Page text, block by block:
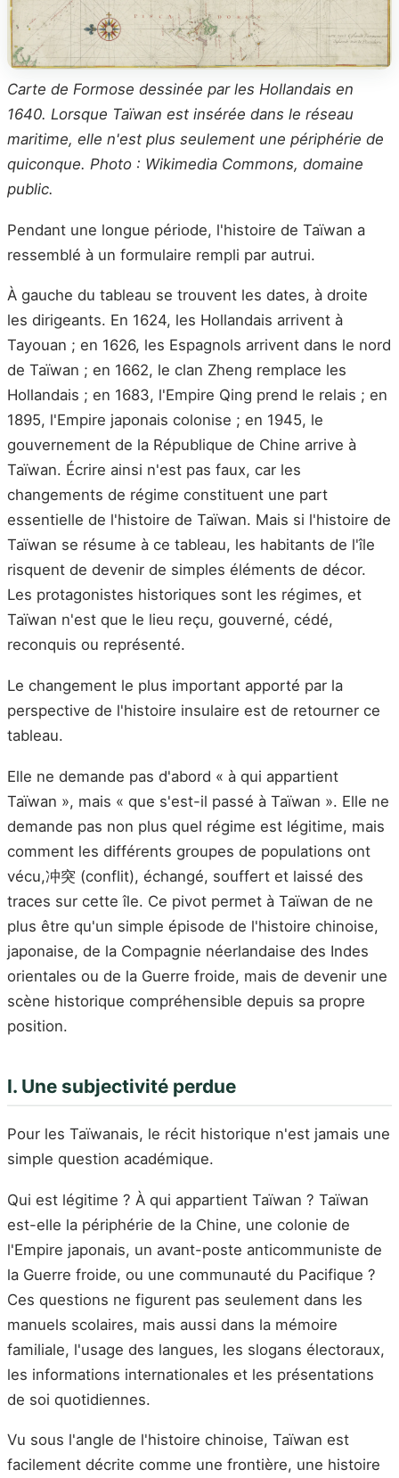
Carte de Formose dessinée par les Hollandais en
1640. Lorsque Taïwan est insérée dans le réseau
maritime, elle n'est plus seulement une périphérie de
quiconque. Photo : Wikimedia Commons, domaine
public.
Pendant une longue période, l'histoire de Taïwan a
ressemblé à un formulaire rempli par autrui.
À gauche du tableau se trouvent les dates, à droite
les dirigeants. En 1624, les Hollandais arrivent à
Tayouan ; en 1626, les Espagnols arrivent dans le nord
de Taïwan ; en 1662, le clan Zheng remplace les
Hollandais ; en 1683, l'Empire Qing prend le relais ; en
1895, l'Empire japonais colonise ; en 1945, le
gouvernement de la République de Chine arrive à
Taïwan. Écrire ainsi n'est pas faux, car les
changements de régime constituent une part
essentielle de l'histoire de Taïwan. Mais si l'histoire de
Taïwan se résume à ce tableau, les habitants de l'île
risquent de devenir de simples éléments de décor.
Les protagonistes historiques sont les régimes, et
Taïwan n'est que le lieu reçu, gouverné, cédé,
reconquis ou représenté.
Le changement le plus important apporté par la
perspective de l'histoire insulaire est de retourner ce
tableau.
Elle ne demande pas d'abord « à qui appartient
Taïwan », mais « que s'est-il passé à Taïwan ». Elle ne
demande pas non plus quel régime est légitime, mais
comment les différents groupes de populations ont
vécu,冲突 (conflit), échangé, souffert et laissé des
traces sur cette île. Ce pivot permet à Taïwan de ne
plus être qu'un simple épisode de l'histoire chinoise,
japonaise, de la Compagnie néerlandaise des Indes
orientales ou de la Guerre froide, mais de devenir une
scène historique compréhensible depuis sa propre
position.
I. Une subjectivité perdue
Pour les Taïwanais, le récit historique n'est jamais une
simple question académique.
Qui est légitime ? À qui appartient Taïwan ? Taïwan
est-elle la périphérie de la Chine, une colonie de
l'Empire japonais, un avant-poste anticommuniste de
la Guerre froide, ou une communauté du Pacifique ?
Ces questions ne figurent pas seulement dans les
manuels scolaires, mais aussi dans la mémoire
familiale, l'usage des langues, les slogans électoraux,
les informations internationales et les présentations
de soi quotidiennes.
Vu sous l'angle de l'histoire chinoise, Taïwan est
facilement décrite comme une frontière, une histoire